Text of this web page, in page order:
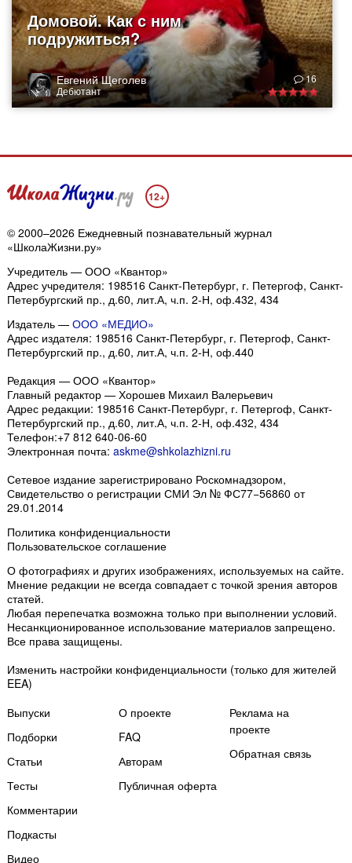
Домовой. Как с ним
подружиться?
Евгений Щеголев
Дебютант
16
12+
© 2000–2026 Ежедневный познавательный журнал
«ШколаЖизни.ру»
Учредитель — ООО «Квантор»
Адрес учредителя: 198516 Санкт-Петербург, г. Петергоф, Санкт-
Петербургский пр., д.60, лит.А, ч.п. 2-Н, оф.432, 434
Издатель — ООО «МЕДИО»
Адрес издателя: 198516 Санкт-Петербург, г. Петергоф, Санкт-
Петербургский пр., д.60, лит.А, ч.п. 2-Н, оф.440
Редакция — ООО «Квантор»
Главный редактор — Хорошев Михаил Валерьевич
Адрес редакции: 198516 Санкт-Петербург, г. Петергоф, Санкт-
Петербургский пр., д.60, лит.А, ч.п. 2-Н, оф.432, 434
Телефон:+7 812 640-06-60
Электронная почта: askme@shkolazhizni.ru
Сетевое издание зарегистрировано Роскомнадзором,
Свидетельство о регистрации СМИ Эл № ФС77−56860 от
29.01.2014
Политика конфиденциальности
Пользовательское соглашение
О фотографиях и других изображениях, используемых на сайте.
Мнение редакции не всегда совпадает с точкой зрения авторов
статей.
Любая перепечатка возможна только при выполнении условий.
Несанкционированное использование материалов запрещено.
Все права защищены.
Изменить настройки конфиденциальности (только для жителей
EEA)
Выпуски
Подборки
Статьи
Тесты
Комментарии
Подкасты
Видео
О проекте
FAQ
Авторам
Публичная оферта
Реклама на
проекте
Обратная связь